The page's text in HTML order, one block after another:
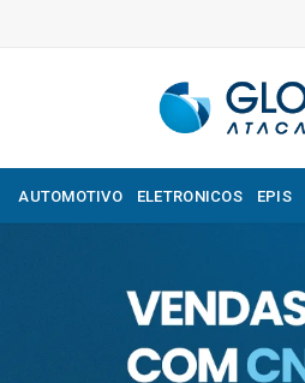
AUTOMOTIVO ELETRONICOS EPIS